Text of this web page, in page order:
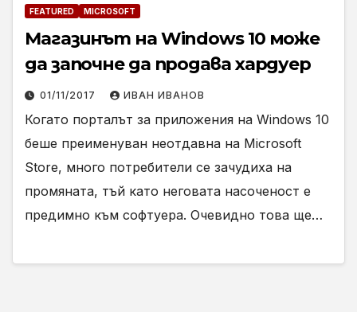
FEATURED MICROSOFT
Магазинът на Windows 10 може
да започне да продава хардуер
01/11/2017 ИВАН ИВАНОВ
Когато порталът за приложения на Windows 10
беше преименуван неотдавна на Microsoft
Store, много потребители се зачудиха на
промяната, тъй като неговата насоченост е
предимно към софтуера. Очевидно това ще…